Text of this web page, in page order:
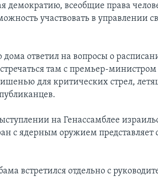
демократию, всеобщие права
участвовать в управлении
дома ответил на вопросы о
там с премьер-
для критических стрел,
на Генассамблее
с ядерным оружием представляет
встретился отдельно с